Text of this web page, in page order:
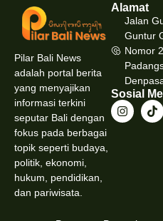
Pilar Bali News
adalah portal berita
yang menyajikan
informasi terkini
seputar Bali dengan
fokus pada berbagai
topik seperti budaya,
politik, ekonomi,
hukum, pendidikan,
dan pariwisata.
Alamat
Jalan
Guntur
Nomor
Sosial